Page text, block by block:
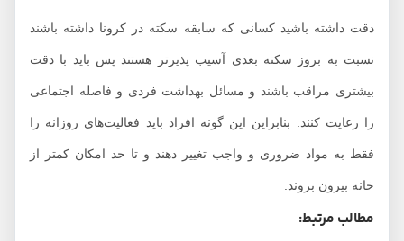
دقت داشته باشید کسانی که سابقه سکته در کرونا داشته باشند
نسبت به بروز سکته بعدی آسیب پذیرتر هستند پس باید با دقت
بیشتری مراقب باشند و مسائل بهداشت فردی و فاصله اجتماعی
را رعایت کنند. بنابراین این گونه افراد باید فعالیت‌های روزانه را
فقط به مواد ضروری و واجب تغییر دهند و تا حد امکان کمتر از
خانه بیرون بروند.
مطالب مرتبط: